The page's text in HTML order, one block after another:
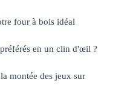
four à bois idéal
en un clin d'œil ?
montée des jeux sur